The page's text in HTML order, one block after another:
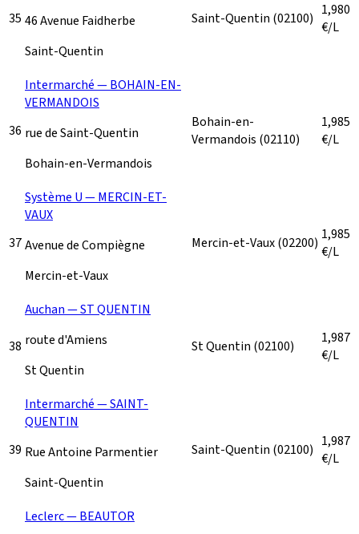
35 46 Avenue Faidherbe
Saint-Quentin
Saint-Quentin (02100) 1,980
€/L
36
Intermarché — BOHAIN-EN-
VERMANDOIS
rue de Saint-Quentin
Bohain-en-Vermandois
Bohain-en-
Vermandois (02110)
1,985
€/L
37
Système U — MERCIN-ET-
VAUX
Avenue de Compiègne
Mercin-et-Vaux
Mercin-et-Vaux(02200) 1,985
€/L
38
Auchan — ST QUENTIN
route d'Amiens
St Quentin
St Quentin (02100)
1,987
€/L
39
Intermarché — SAINT-
QUENTIN
Rue Antoine Parmentier
Saint-Quentin
Saint-Quentin (02100) 1,987
€/L
Leclerc — BEAUTOR